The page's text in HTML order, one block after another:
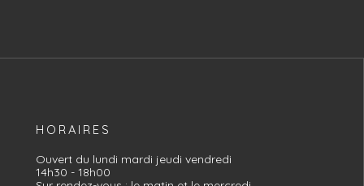
HORAIRES
Ouvert du lundi mardi jeudi vendredi
14h30 - 18h00